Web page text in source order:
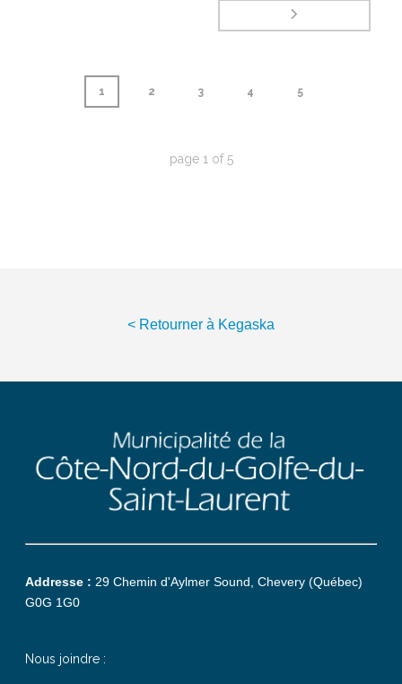
1 2 3 4 5
page 1 of5
< Retourner à Kegaska
Addresse : 29 Chemin d'Aylmer Sound, Chevery (Québec)
G0G 1G0
Nous joindre :